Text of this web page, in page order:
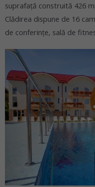
suprafaţă construită 426
Clădirea dispune de 16
de conferinţe, sală de